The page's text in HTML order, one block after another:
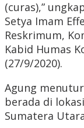
(curas),”
Setya Imam
Reskrimum,
Kabid Humas
(27/9/2020).
Agung
berada di
Sumatera